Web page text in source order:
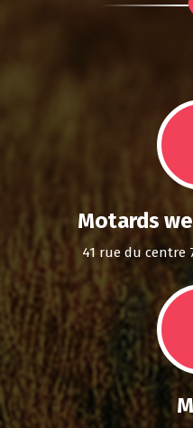
Motards
41 rue du centre